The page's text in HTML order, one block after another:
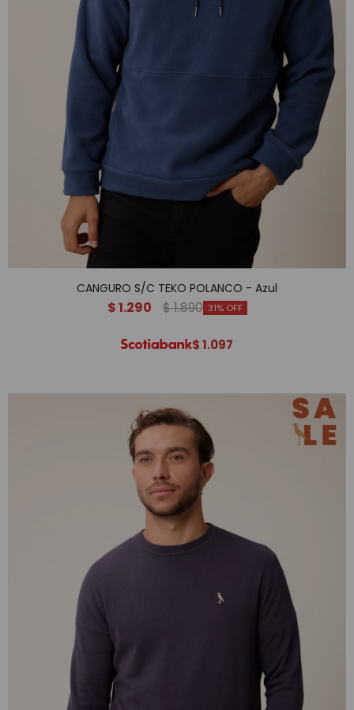
CANGURO S/C TEKO POLANCO - Azul
$1.290 $1.890 31
$1.097